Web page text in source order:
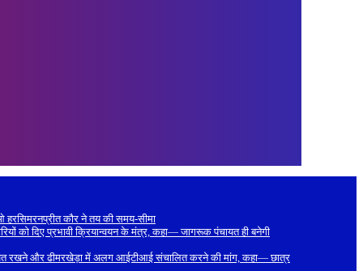
कौर ने तय की समय-सीमा
को दिए प्रभावी क्रियान्वयन के मंत्र, कहा— जागरूक पंचायत ही बनेगी
रखने और ढीमरखेड़ा में अलग आईटीआई संचालित करने की मांग, कहा— छात्र